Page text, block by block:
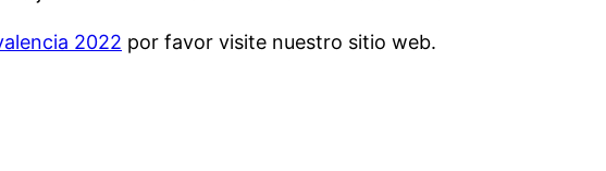
2022 por favor visite nuestro sitio web.